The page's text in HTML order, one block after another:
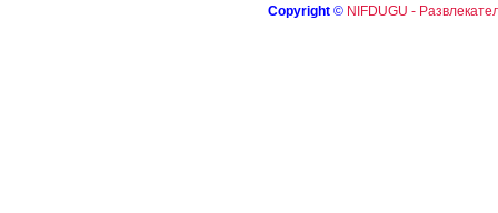
Copyright © NIFDUGU -